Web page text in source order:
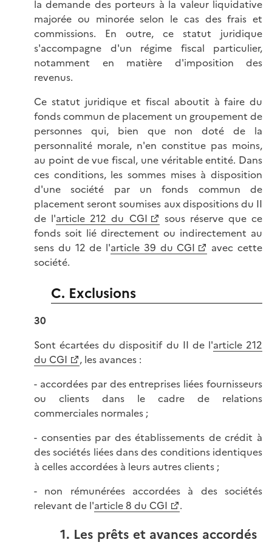
la demande des porteurs à la valeur liquidative
majorée ou minorée selon le cas des frais et
commissions. En outre, ce statut juridique
s'accompagne d'un régime fiscal particulier,
notamment en matière d'imposition des
revenus.
Ce statut juridique et fiscal aboutit à faire du
fonds commun de placement un groupement de
personnes qui, bien que non doté de la
personnalité morale, n'en constitue pas moins,
au point de vue fiscal, une véritable entité. Dans
ces conditions, les sommes mises à disposition
d'une société par un fonds commun de
placement seront soumises aux dispositions du II
de l'article 212 du CGI
sous réserve que ce
fonds soit lié directement ou indirectement au
sens du 12 de l'article 39 du CGI
avec cette
société.
C. Exclusions
30
Sont écartées du dispositif du II de l'article 212
du CGI
, les avances :
- accordées par des entreprises liées fournisseurs
ou clients dans le cadre de relations
commerciales normales ;
- consenties par des établissements de crédit à
des sociétés liées dans des conditions identiques
à celles accordées à leurs autres clients ;
- non rémunérées accordées à des sociétés
relevant de l'article 8 du CGI .
1. Les prêts et avances accordés